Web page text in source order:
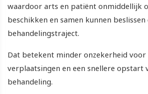
waardoor arts en patiënt onmiddellijk
beschikken en samen kunnen
behandelingstraject.
Dat betekent minder onzekerheid
verplaatsingen en een snellere opstart
behandeling.